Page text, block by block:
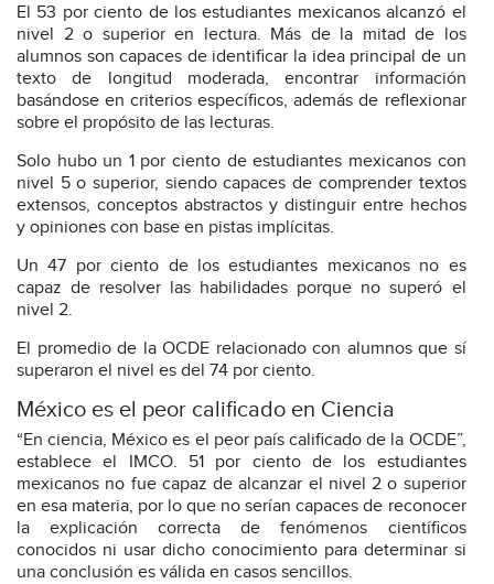
El 53 por ciento de los estudiantes mexicanos alcanzó el
nivel 2 o superior en lectura. Más de la mitad de los
alumnos son capaces de identificar la idea principal de un
texto de longitud moderada, encontrar información
basándose en criterios específicos, además de reflexionar
sobre el propósito de las lecturas.
Solo hubo un 1 por ciento de estudiantes mexicanos con
nivel 5 o superior, siendo capaces de comprender textos
extensos, conceptos abstractos y distinguir entre hechos
y opiniones con base en pistas implícitas.
Un 47 por ciento de los estudiantes mexicanos no es
capaz de resolver las habilidades porque no superó el
nivel 2.
El promedio de la OCDE relacionado con alumnos que sí
superaron el nivel es del 74 por ciento.
México es el peor calificado en Ciencia
“En ciencia, México es el peor país calificado de la OCDE”,
establece el IMCO. 51 por ciento de los estudiantes
mexicanos no fue capaz de alcanzar el nivel 2 o superior
en esa materia, por lo que no serían capaces de reconocer
la explicación correcta de fenómenos científicos
conocidos ni usar dicho conocimiento para determinar si
una conclusión es válida en casos sencillos.